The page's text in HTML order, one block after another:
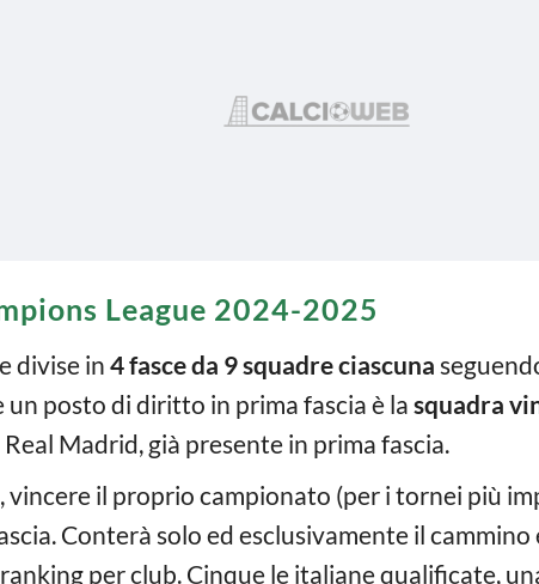
League 2024-2025
divise in 4 fasce da 9 squadre ciascuna
un posto di diritto in prima fascia è la squadra
Madrid, già presente in prima fascia.
vincere il proprio campionato (per i tornei più
Conterà solo ed esclusivamente il
per club. Cinque le italiane qualificate,